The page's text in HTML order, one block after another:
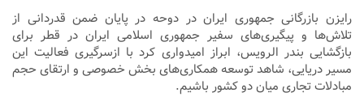
رایزن بازرگانی جمهوری ایران در دوحه در پایان ضمن قدردانی از
تلاش‌ها و پیگیری‌های سفیر جمهوری اسلامی ایران در قطر برای
بازگشایی بندر الرویس، ابراز امیدواری کرد با ازسرگیری فعالیت این
مسیر دریایی، شاهد توسعه همکاری‌های بخش خصوصی و ارتقای حجم
مبادلات تجاری میان دو کشور باشیم.